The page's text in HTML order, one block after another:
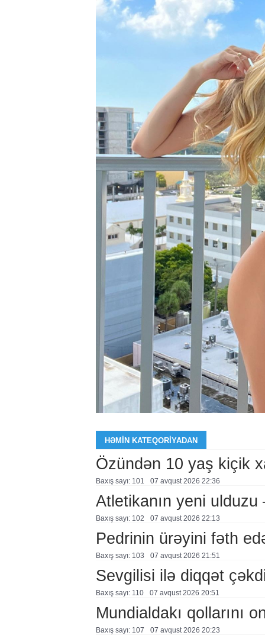
HƏMIN KATEQORIYADAN
Özündən 10 yaş kiçik
Baxış sayı: 101 07 avqust 2026 22:36
Atletikanın yeni ulduzu
Baxış sayı: 102 07 avqust 2026 22:13
Pedrinin ürəyini fəth
Baxış sayı: 103 07 avqust 2026 21:51
Sevgilisi ilə diqqət
Baxış sayı: 110 07 avqust 2026 20:51
Mundialdakı qollarını
Baxış sayı: 107 07 avqust 2026 20:23